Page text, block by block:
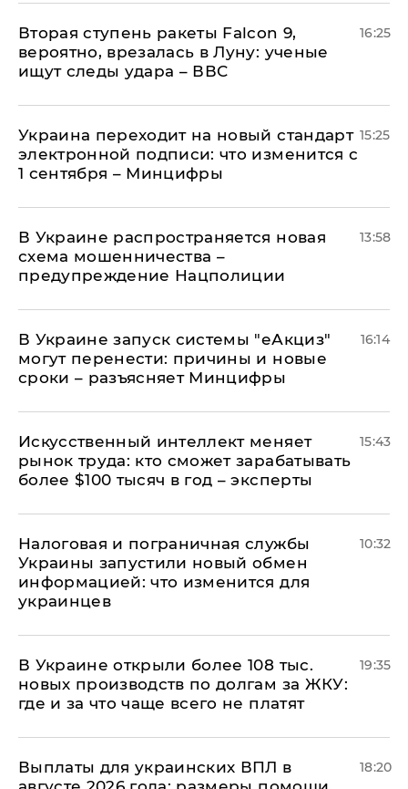
Вторая ступень ракеты Falcon 9,
вероятно, врезалась в Луну: ученые
ищут следы удара – ВВС
16:25
Украина переходит на новый стандарт
электронной подписи: что изменится с
1 сентября – Минцифры
15:25
В Украине распространяется новая
схема мошенничества –
предупреждение Нацполиции
13:58
В Украине запуск системы "еАкциз"
могут перенести: причины и новые
сроки – разъясняет Минцифры
16:14
Искусственный интеллект меняет
рынок труда: кто сможет зарабатывать
более $100 тысяч в год – эксперты
15:43
Налоговая и пограничная службы
Украины запустили новый обмен
информацией: что изменится для
украинцев
10:32
В Украине открыли более 108 тыс.
новых производств по долгам за ЖКУ:
где и за что чаще всего не платят
19:35
Выплаты для украинских ВПЛ в
18:20